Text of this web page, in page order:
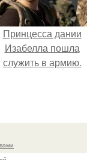
Принцесса дании
Изабелла пошла
служить в армию.